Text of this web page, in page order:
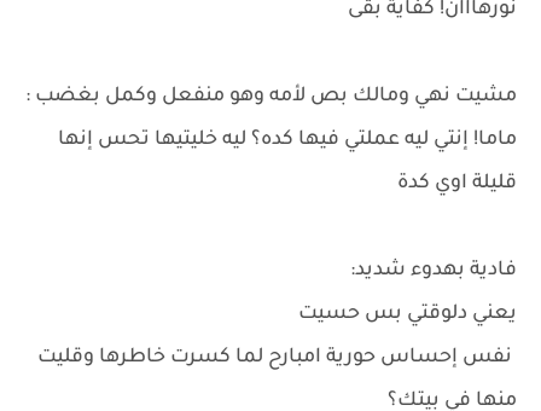
نورهااان! كفاية بقى
مشيت نهي ومالك بص لأمه وهو منفعل وكمل بغضب :
ماما! إنتي ليه عملتي فيها كده؟ ليه خليتيها تحس إنها
قليلة اوي كدة
فادية بهدوء شديد:
يعني دلوقتي بس حسيت
نفس إحساس حورية امبارح لما كسرت خاطرها وقليت
منها في بيتك؟